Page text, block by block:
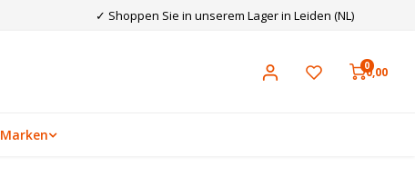
✓ Shoppen Sie in unserem Lager in Leiden (NL)
00,00
Marken